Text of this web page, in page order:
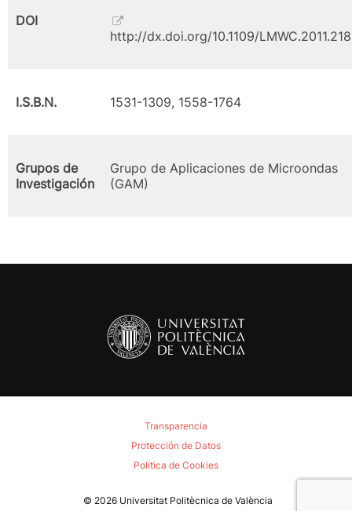
DOI
http://dx.doi.org/10.1109/
I.S.B.N. 1531-1309, 1558-1764
Grupos de
Investigación
Grupo de Aplicaciones de Microondas
(GAM)
Transparencia
Protección de Datos
Política de Cookies
© 2026 Universitat Politècnica de València